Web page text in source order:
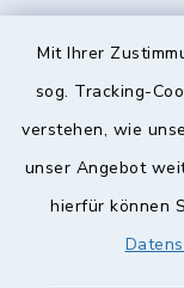
Mit Ihrer
sog. Tracking-
verstehen, wie
unser Angebot
hierfür können
Quicklinks
Landkreis